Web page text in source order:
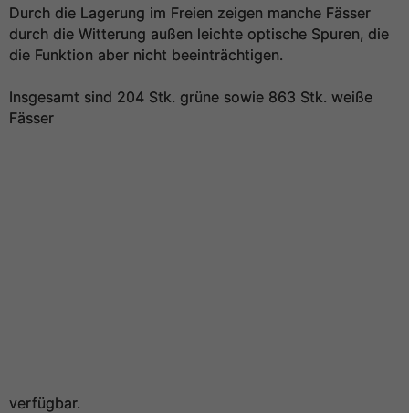
Durch die Lagerung im Freien zeigen manche Fässer
durch die Witterung außen leichte optische Spuren, die
die Funktion aber nicht beeinträchtigen.
Insgesamt sind 204 Stk. grüne sowie 863 Stk. weiße
Fässer
verfügbar.